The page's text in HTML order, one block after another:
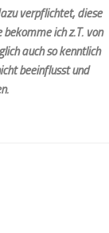
verpflichtet, diese
ich z.T. von
auch so kenntlich
beeinflusst und